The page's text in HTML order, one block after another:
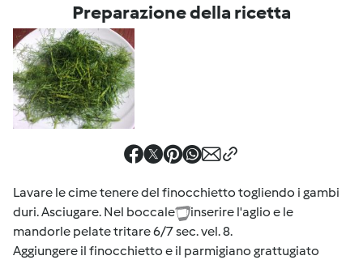
Preparazione della ricetta
Lavare le cime tenere del finocchietto togliendo i gambi
duri. Asciugare. Nel boccale
inserire l'aglio e le
mandorle pelate tritare 6/7 sec. vel. 8.
Aggiungere il finocchietto e il parmigiano grattugiato